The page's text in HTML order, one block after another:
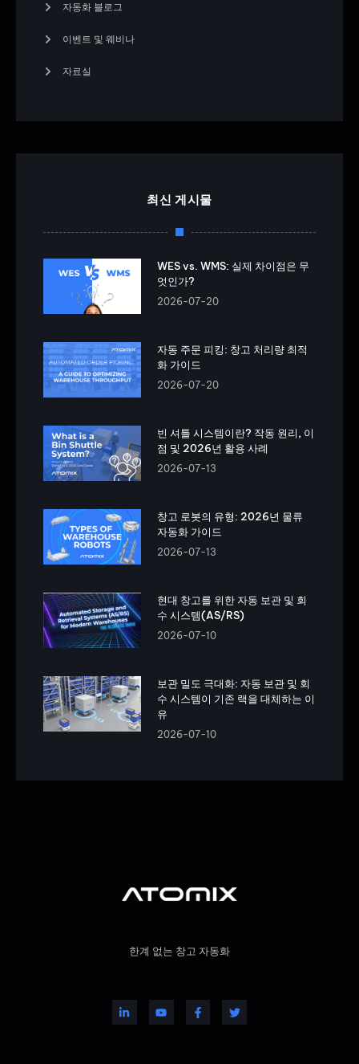
자동화 블로그
이벤트 및 웨비나
자료실
최신 게시물
WES vs. WMS: 실제 차이점은 무
엇인가?
2026-07-20
자동 주문 피킹: 창고 처리량 최적
화 가이드
2026-07-20
빈 셔틀 시스템이란? 작동 원리, 이
점 및 2026년 활용 사례
2026-07-13
창고 로봇의 유형: 2026년 물류
자동화 가이드
2026-07-13
현대 창고를 위한 자동 보관 및 회
수 시스템(AS/RS)
2026-07-10
보관 밀도 극대화: 자동 보관 및 회
수 시스템이 기존 랙을 대체하는 이
유
2026-07-10
한계 없는 창고 자동화